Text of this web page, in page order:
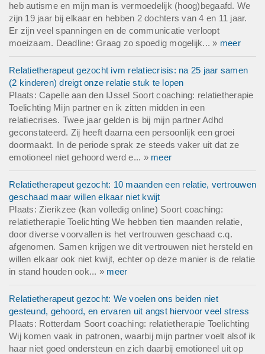
heb autisme en mijn man is vermoedelijk (hoog)begaafd. We
zijn 19 jaar bij elkaar en hebben 2 dochters van 4 en 11 jaar.
Er zijn veel spanningen en de communicatie verloopt
moeizaam. Deadline: Graag zo spoedig mogelijk... » meer
Relatietherapeut gezocht ivm relatiecrisis: na 25 jaar samen
(2 kinderen) dreigt onze relatie stuk te lopen
Plaats: Capelle aan den IJssel Soort coaching: relatietherapie
Toelichting Mijn partner en ik zitten midden in een
relatiecrises. Twee jaar gelden is bij mijn partner Adhd
geconstateerd. Zij heeft daarna een persoonlijk een groei
doormaakt. In de periode sprak ze steeds vaker uit dat ze
emotioneel niet gehoord werd e... » meer
Relatietherapeut gezocht: 10 maanden een relatie, vertrouwen
geschaad maar willen elkaar niet kwijt
Plaats: Zierikzee (kan volledig online) Soort coaching:
relatietherapie Toelichting We hebben tien maanden relatie,
door diverse voorvallen is het vertrouwen geschaad c.q.
afgenomen. Samen krijgen we dit vertrouwen niet hersteld en
willen elkaar ook niet kwijt, echter op deze manier is de relatie
in stand houden ook... » meer
Relatietherapeut gezocht: We voelen ons beiden niet
gesteund, gehoord, en ervaren uit angst hiervoor veel stress
Plaats: Rotterdam Soort coaching: relatietherapie Toelichting
Wij komen vaak in patronen, waarbij mijn partner voelt alsof ik
haar niet goed ondersteun en zich daarbij emotioneel uit op